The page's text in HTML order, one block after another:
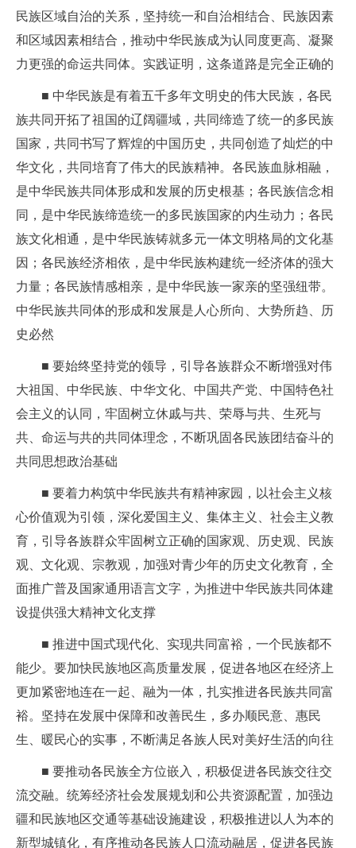
民族区域自治的关系，坚持统一和自治相结合、民族因素
和区域因素相结合，推动中华民族成为认同度更高、凝聚
力更强的命运共同体。实践证明，这条道路是完全正确的
■ 中华民族是有着五千多年文明史的伟大民族，各民
族共同开拓了祖国的辽阔疆域，共同缔造了统一的多民族
国家，共同书写了辉煌的中国历史，共同创造了灿烂的中
华文化，共同培育了伟大的民族精神。各民族血脉相融，
是中华民族共同体形成和发展的历史根基；各民族信念相
同，是中华民族缔造统一的多民族国家的内生动力；各民
族文化相通，是中华民族铸就多元一体文明格局的文化基
因；各民族经济相依，是中华民族构建统一经济体的强大
力量；各民族情感相亲，是中华民族一家亲的坚强纽带。
中华民族共同体的形成和发展是人心所向、大势所趋、历
史必然
■ 要始终坚持党的领导，引导各族群众不断增强对伟
大祖国、中华民族、中华文化、中国共产党、中国特色社
会主义的认同，牢固树立休戚与共、荣辱与共、生死与
共、命运与共的共同体理念，不断巩固各民族团结奋斗的
共同思想政治基础
■ 要着力构筑中华民族共有精神家园，以社会主义核
心价值观为引领，深化爱国主义、集体主义、社会主义教
育，引导各族群众牢固树立正确的国家观、历史观、民族
观、文化观、宗教观，加强对青少年的历史文化教育，全
面推广普及国家通用语言文字，为推进中华民族共同体建
设提供强大精神文化支撑
■ 推进中国式现代化、实现共同富裕，一个民族都不
能少。要加快民族地区高质量发展，促进各地区在经济上
更加紧密地连在一起、融为一体，扎实推进各民族共同富
裕。坚持在发展中保障和改善民生，多办顺民意、惠民
生、暖民心的实事，不断满足各族人民对美好生活的向往
■ 要推动各民族全方位嵌入，积极促进各民族交往交
流交融。统筹经济社会发展规划和公共资源配置，加强边
疆和民族地区交通等基础设施建设，积极推进以人为本的
新型城镇化，有序推动各民族人口流动融居，促进各民族